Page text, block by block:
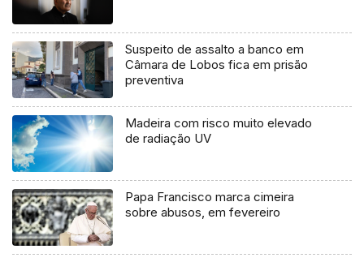
Suspeito de assalto a banco em
Câmara de Lobos fica em prisão
preventiva
Madeira com risco muito elevado
de radiação UV
Papa Francisco marca cimeira
sobre abusos, em fevereiro